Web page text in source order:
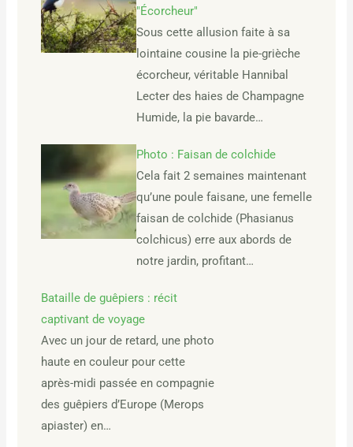
"Écorcheur"
Sous cette allusion faite à sa
lointaine cousine la pie-grièche
écorcheur, véritable Hannibal
Lecter des haies de Champagne
Humide, la pie bavarde…
Photo : Faisan de colchide
Cela fait 2 semaines maintenant
qu’une poule faisane, une femelle
faisan de colchide (Phasianus
colchicus) erre aux abords de
notre jardin, profitant…
Bataille de guêpiers : récit
captivant de voyage
Avec un jour de retard, une photo
haute en couleur pour cette
après-midi passée en compagnie
des guêpiers d’Europe (Merops
apiaster) en…